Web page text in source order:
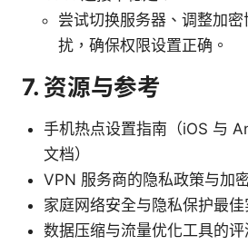
尝试切换服务器、调整加
扰，确保权限设置正确。
7. 资源与参考
手机热点设置指南（iOS 与
文档）
VPN 服务商的隐私政策与加
家庭网络安全与隐私保护最佳
数据压缩与流量优化工具的